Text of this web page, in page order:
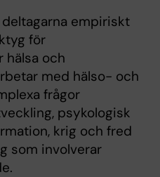
empiriskt
för
hälsa och
med hälso- och
frågor
psykologisk
krig och fred
som involverar